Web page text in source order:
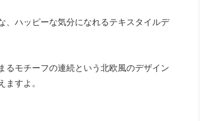
、ハッピーな気分になれるテキスタイルデ
るモチーフの連続という北欧風のデザイン
すよ。